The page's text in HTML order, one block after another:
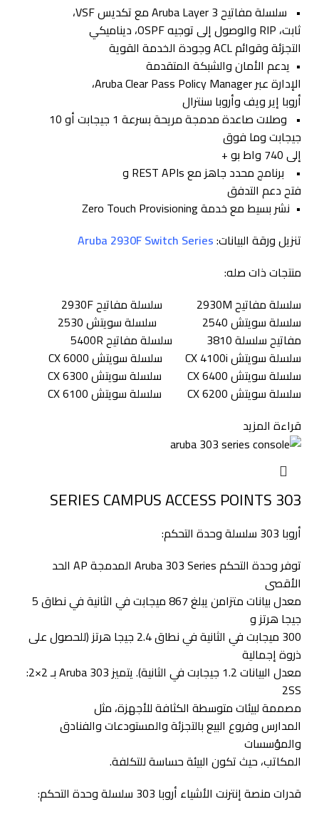
• سلسلة مفاتيح Aruba Layer 3 مع تكديس VSF،
ثابت، RIP والوصول إلى توجيه OSPF، ديناميكي
التجزئة وقوائم ACL وجودة الخدمة القوية
• يدعم الأمان والشبكة المتقدمة
الإدارة عبر Aruba Clear Pass Policy Manager،
أروبا إير ويف وأروبا سنترال
• وصلات صاعدة مدمجة مريحة بسرعة 1 جيجابت أو 10
جيجابت وما فوق
إلى 740 واط بو +
• برنامج محدد جاهز مع REST APIs و
فتح دعم التدفق
• نشر بسيط مع خدمة Zero Touch Provisioning
تنزيل ورقة البيانات:Aruba 2930F Switch Series
منتجات ذات صله:
سلسلة مفاتيح 2930M سلسلة مفاتيح 2930F
سلسلة سويتش 2540 سلسلة سويتش 2530
مفاتيح سلسلة 3810 سلسلة مفاتيح 5400R
سلسلة سويتش CX 4100i سلسلة سويتش CX 6000
سلسلة سويتش CX 6400 سلسلة سويتش CX 6300
سلسلة سويتش CX 6200 سلسلة سويتش CX 6100
قراءة المزيد
303 SERIES CAMPUS ACCESS POINTS
أروبا 303 سلسلة وحدة التحكم:
توفر وحدة التحكم Aruba 303 Series المدمجة AP الحد
الأقصى
معدل بيانات متزامن يبلغ 867 ميجابت في الثانية في نطاق 5
جيجا هرتز و
300 ميجابت في الثانية في نطاق 2.4 جيجا هرتز (للحصول على
ذروة إجمالية
معدل البيانات 1.2 جيجابت في الثانية). يتميز Aruba 303 بـ 2×2:
2SS
مصممة لبيئات متوسطة الكثافة للأجهزة، مثل
المدارس وفروع البيع بالتجزئة والمستودعات والفنادق
والمؤسسات
المكاتب، حيث تكون البيئة حساسة للتكلفة.
قدرات منصة إنترنت الأشياء أروبا 303 سلسلة وحدة التحكم: